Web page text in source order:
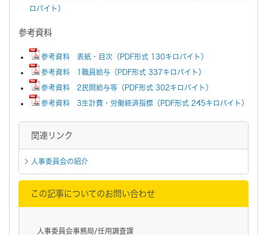
ロバイト）
参考資料
参考資料 表紙・目次（PDF形式 130キロバイト）
参考資料 1職員給与（PDF形式 337キロバイト）
参考資料 2民間給与等（PDF形式 302キロバイト）
参考資料 3生計費・労働経済指標（PDF形式 245キロバイト）
関連リンク
人事委員会の紹介
この記事についてのお問い合わせ
人事委員会事務局/任用調査課